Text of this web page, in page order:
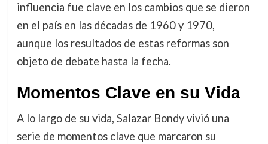
influencia fue clave en los cambios que se dieron
en el país en las décadas de 1960 y 1970,
aunque los resultados de estas reformas son
objeto de debate hasta la fecha.
Momentos Clave en su Vida
A lo largo de su vida, Salazar Bondy vivió una
serie de momentos clave que marcaron su